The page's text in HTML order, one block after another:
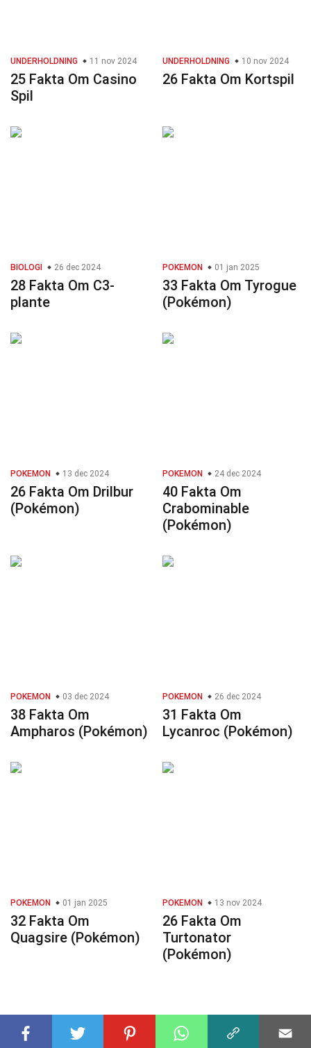
UNDERHOLDNING 11 nov 2024
25 Fakta Om Casino
Spil
UNDERHOLDNING 10 nov 2024
26 Fakta Om Kortspil
BIOLOGI 26 dec 2024
28 Fakta Om C3-
plante
POKEMON 01 jan 2025
33 Fakta Om Tyrogue
(Pokémon)
POKEMON 13 dec 2024
26 Fakta Om Drilbur
(Pokémon)
POKEMON 24 dec 2024
40 Fakta Om
Crabominable
(Pokémon)
POKEMON 03 dec 2024
38 Fakta Om
Ampharos (Pokémon)
POKEMON 26 dec 2024
31 Fakta Om
Lycanroc (Pokémon)
POKEMON 01 jan 2025
32 Fakta Om
Quagsire (Pokémon)
POKEMON 13 nov 2024
26 Fakta Om
Turtonator
(Pokémon)